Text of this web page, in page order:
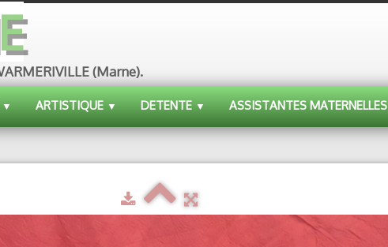
(Marne).
▼ ARTISTIQUE▼ DETENTE▼ ASSISTANTES MATERNELLES